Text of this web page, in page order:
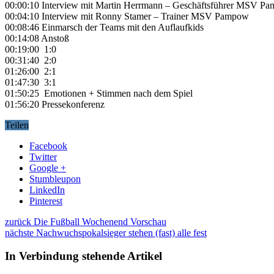
00:00:10 Interview mit Martin Herrmann – Geschäftsführer MSV
00:04:10 Interview mit Ronny Stamer – Trainer MSV Pampow
00:08:46 Einmarsch der Teams mit den Auflaufkids
00:14:08 Anstoß
00:19:00 1:0
00:31:40 2:0
01:26:00 2:1
01:47:30 3:1
01:50:25 Emotionen + Stimmen nach dem Spiel
01:56:20 Pressekonferenz
Teilen
Facebook
Twitter
Google +
Stumbleupon
LinkedIn
Pinterest
zurück Die Fußball Wochenend Vorschau
nächste Nachwuchspokalsieger stehen (fast) alle fest
In Verbindung stehende Artikel